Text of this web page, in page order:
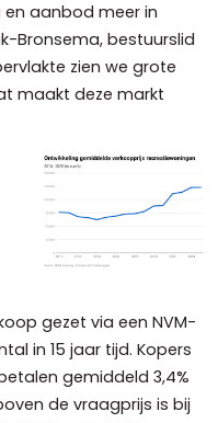
aanbod meer in
Bronsema, bestuurslid
zien we grote
maakt deze markt
gezet via een NVM-
in 15 jaar tijd. Kopers
gemiddeld 3,4%
de vraagprijs is bij